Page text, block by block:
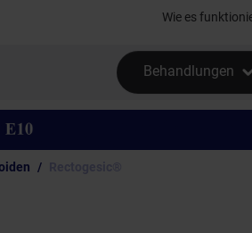
Wie es
Behandlungen